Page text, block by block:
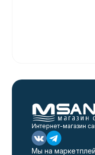
Интернет-магазин
Мы на